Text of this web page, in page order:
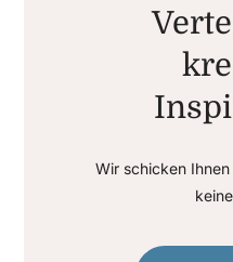
Wir schicken